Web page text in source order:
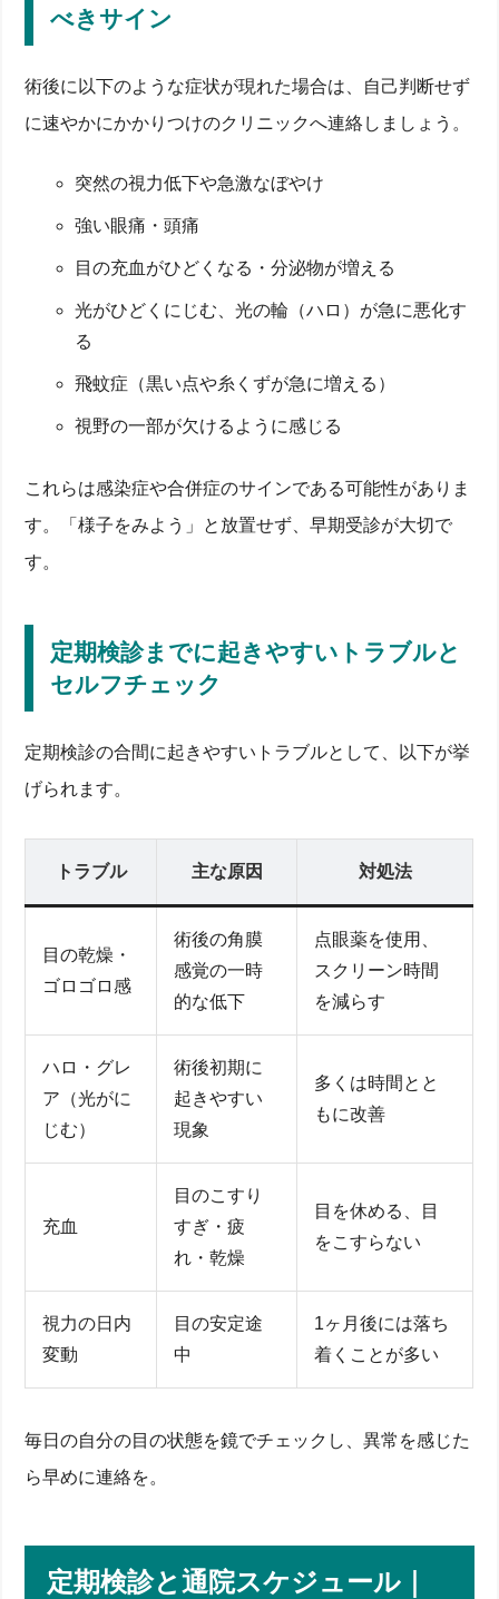
べきサイン
術後に以下のような症状が現れた場合は、自己判断せず
に速やかにかかりつけのクリニックへ連絡しましょう。
突然の視力低下や急激なぼやけ
強い眼痛・頭痛
目の充血がひどくなる・分泌物が増える
光がひどくにじむ、光の輪（ハロ）が急に悪化す
る
飛蚊症（黒い点や糸くずが急に増える）
視野の一部が欠けるように感じる
これらは感染症や合併症のサインである可能性がありま
す。「様子をみよう」と放置せず、早期受診が大切で
す。
定期検診までに起きやすいトラブルと
セルフチェック
定期検診の合間に起きやすいトラブルとして、以下が挙
げられます。
トラブル 主な原因 対処法
目の乾燥・
ゴロゴロ感
術後の角膜
感覚の一時
的な低下
点眼薬を使用、
スクリーン時間
を減らす
ハロ・グレ
ア（光がに
じむ）
術後初期に
起きやすい
現象
多くは時間とと
もに改善
充血
目のこすり
すぎ・疲
れ・乾燥
目を休める、目
をこすらない
視力の日内
変動
目の安定途
中
1ヶ月後には落ち
着くことが多い
毎日の自分の目の状態を鏡でチェックし、異常を感じた
ら早めに連絡を。
定期検診と通院スケジュール｜